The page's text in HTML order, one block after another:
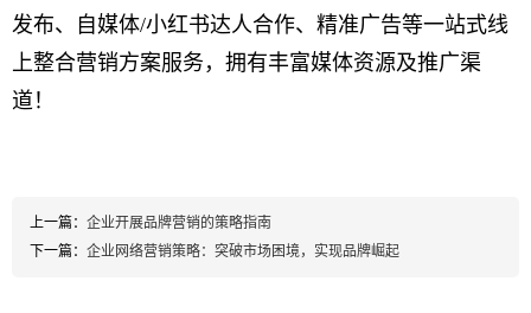
发布、自媒体/小红书达人合作、精准广告等一站式线
上整合营销方案服务，拥有丰富媒体资源及推广渠
道！
上一篇： 企业开展品牌营销的策略指南​
下一篇： 企业网络营销策略：突破市场困境，实现品牌崛起